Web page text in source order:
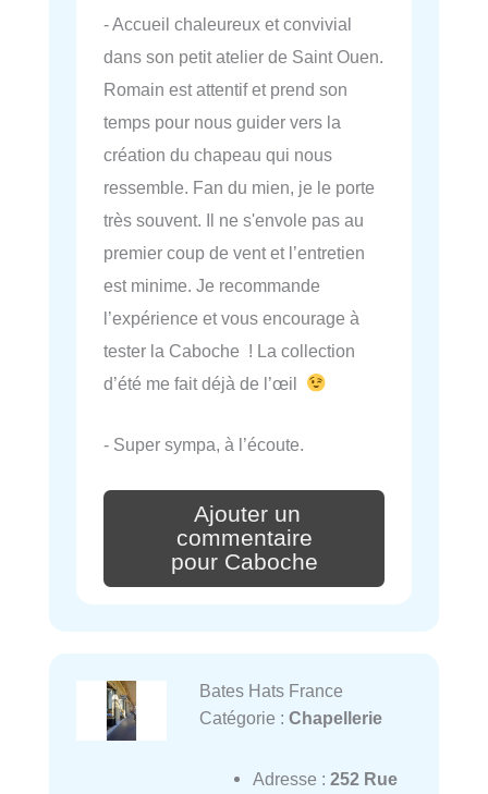
- Accueil chaleureux et convivial
dans son petit atelier de Saint Ouen.
Romain est attentif et prend son
temps pour nous guider vers la
création du chapeau qui nous
ressemble. Fan du mien, je le porte
très souvent. Il ne s'envole pas au
premier coup de vent et l’entretien
est minime. Je recommande
l’expérience et vous encourage à
tester la Caboche ! La collection
d’été me fait déjà de l’œil
- Super sympa, à l’écoute.
Ajouter un
commentaire
pour Caboche
Bates Hats France
Catégorie : Chapellerie
Adresse : 252 Rue